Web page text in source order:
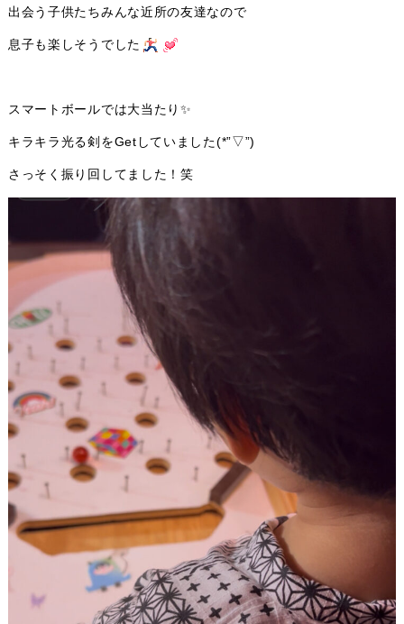
出会う子供たちみんな近所の友達なので
息子も楽しそうでした
スマートボールでは大当たり✨
キラキラ光る剣をGetしていました(*”▽”)
さっそく振り回してました！笑